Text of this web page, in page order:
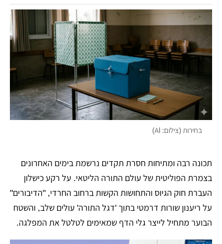
בחירות (צילום: AI)
תכונה רבה ומתיחות חסרת תקדים נרשמת בימים האחרונים
בצמרת הפוליטית של עולם התורה הליטאי. על רקע כישלון
העברת חוק הגיוס והתחושות הקשות ברחוב החרדי, "הדיבורים"
על ריענון שורות דרמטי בתוך 'דגל התורה' עולים שלב, והשטח
הבוער מתחיל לייצר גלי הדף שמאימים לטלטל את המפלגה.